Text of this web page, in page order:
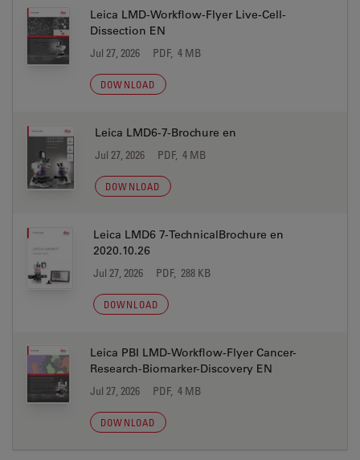
Leica LMD-Workflow-Flyer Live-Cell-
Dissection EN
Jul 27, 2026 PDF, 4 MB
DOWNLOAD
Leica LMD6-7-Brochure en
Jul 27, 2026 PDF, 4 MB
DOWNLOAD
Leica LMD6 7-TechnicalBrochure en
2020.10.26
Jul 27, 2026 PDF, 288 KB
DOWNLOAD
Leica PBI LMD-Workflow-Flyer Cancer-
Research-Biomarker-Discovery EN
Jul 27, 2026 PDF, 4 MB
DOWNLOAD